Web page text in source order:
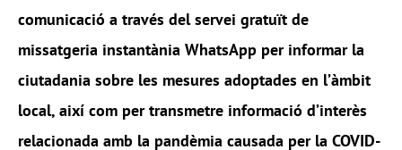
comunicació a través del servei gratuït de
missatgeria instantània WhatsApp per informar la
ciutadania sobre les mesures adoptades en l’àmbit
local, així com per transmetre informació d’interès
relacionada amb la pandèmia causada per la COVID-